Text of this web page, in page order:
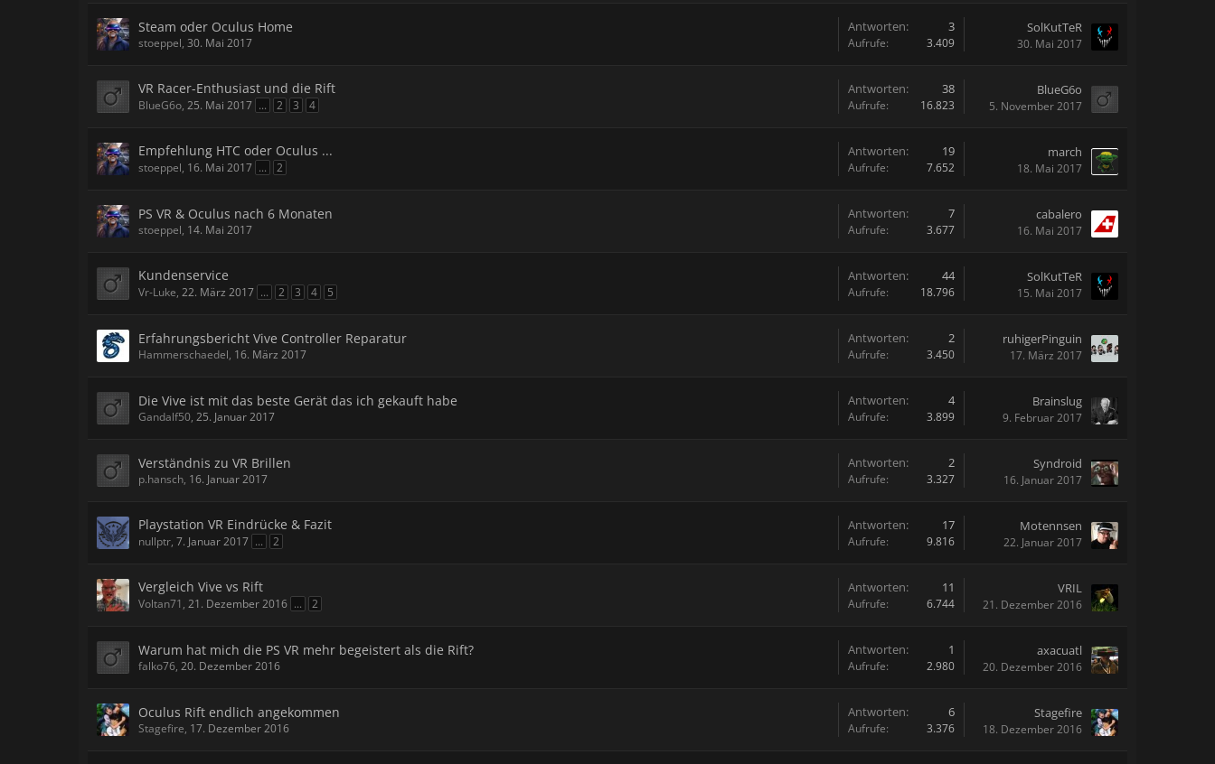
Steam oder Oculus Home
stoeppel, 30. Mai 2017
Antworten: 3
Aufrufe: 3.409
SolKutTeR
30. Mai 2017
VR Racer-Enthusiast und die Rift
BlueG6o, 25. Mai 2017 ... 2 3 4
Antworten: 38
Aufrufe: 16.823
BlueG6o
5. November 2017
Empfehlung HTC oder Oculus ...
stoeppel, 16. Mai 2017 ... 2
Antworten: 19
Aufrufe: 7.652
march
18. Mai 2017
PS VR & Oculus nach 6 Monaten
stoeppel, 14. Mai 2017
Antworten: 7
Aufrufe: 3.677
cabalero
16. Mai 2017
Kundenservice
Vr-Luke, 22. März 2017 ... 2 3 4 5
Antworten: 44
Aufrufe: 18.796
SolKutTeR
15. Mai 2017
Erfahrungsbericht Vive Controller Reparatur
Hammerschaedel, 16. März 2017
Antworten: 2
Aufrufe: 3.450
ruhigerPinguin
17. März 2017
Die Vive ist mit das beste Gerät das ich gekauft habe
Gandalf50, 25. Januar 2017
Antworten: 4
Aufrufe: 3.899
Brainslug
9. Februar 2017
Verständnis zu VR Brillen
p.hansch, 16. Januar 2017
Antworten: 2
Aufrufe: 3.327
Syndroid
16. Januar 2017
Playstation VR Eindrücke & Fazit
nullptr, 7. Januar 2017 ... 2
Antworten: 17
Aufrufe: 9.816
Motennsen
22. Januar 2017
Vergleich Vive vs Rift
Voltan71 , 21. Dezember 2016 ... 2
Antworten: 11
Aufrufe: 6.744
VRIL
21. Dezember 2016
Warum hat mich die PS VR mehr begeistert als die Rift?
falko76, 20. Dezember 2016
Antworten: 1
Aufrufe: 2.980
axacuatl
20. Dezember 2016
Oculus Rift endlich angekommen
Stagefire, 17. Dezember 2016
Antworten: 6
Aufrufe: 3.376
Stagefire
18. Dezember 2016